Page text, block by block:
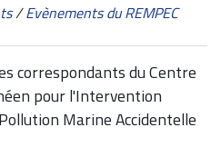
/Evènements du REMPEC
correspondants du Centre
pour l'Intervention
Marine Accidentelle